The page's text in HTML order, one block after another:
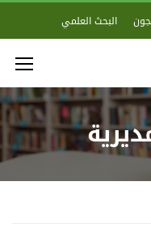
البحث العلمي